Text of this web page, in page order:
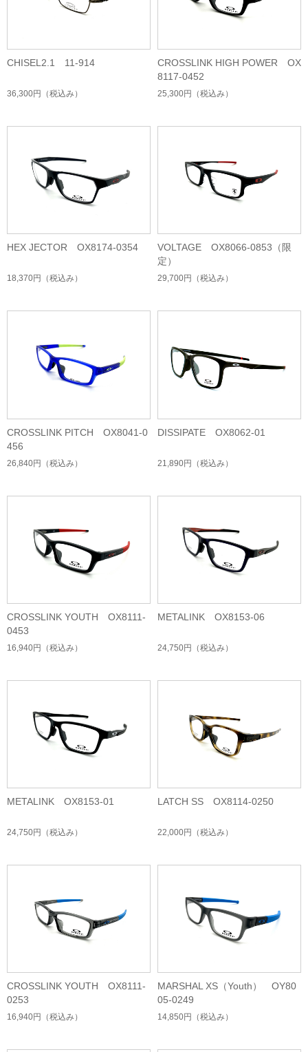
CHISEL2.1 11-914
36,300円 （税込み）
CROSSLINK HIGH POWER OX
8117-0452
25,300円 （税込み）
HEX JECTOR OX8174-0354
18,370円 （税込み）
VOLTAGE OX8066-0853（限
定）
29,700円 （税込み）
CROSSLINK PITCH OX8041-0
456
26,840円 （税込み）
DISSIPATE OX8062-01
21,890円 （税込み）
CROSSLINK YOUTH OX8111-
0453
16,940円 （税込み）
METALINK OX8153-06
24,750円 （税込み）
METALINK OX8153-01
24,750円 （税込み）
LATCH SS OX8114-0250
22,000円 （税込み）
CROSSLINK YOUTH OX8111-
0253
16,940円 （税込み）
MARSHAL XS（Youth） OY80
05-0249
14,850円 （税込み）